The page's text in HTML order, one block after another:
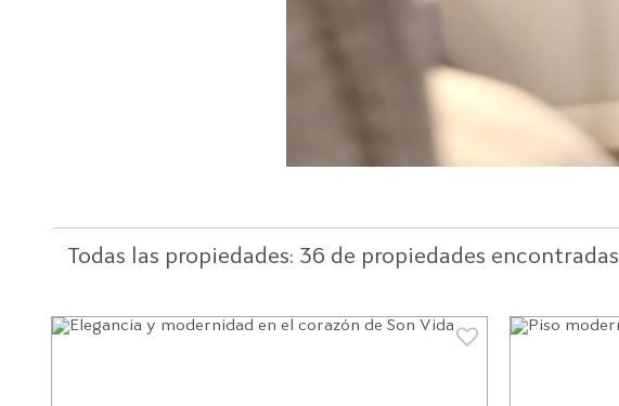
Todas las propiedades: 36 de propiedades encontradas